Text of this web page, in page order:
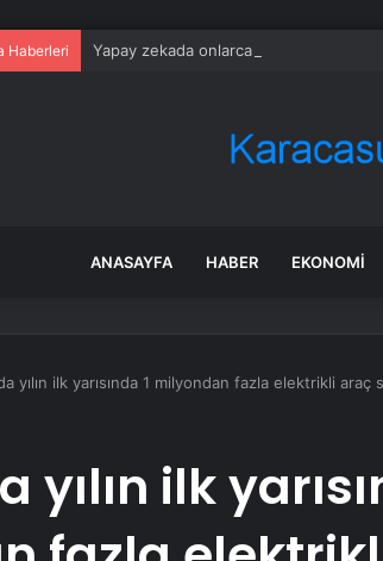
Haberleri Yapay zekada onlarca uygulamanın
ANASAYFA HABER EKONOMI
yılın ilk yarısında 1 milyondan fazla elektrikli araç
yılın ilk